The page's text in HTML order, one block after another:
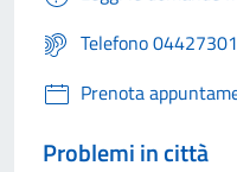
Telefono
Prenota
Problemi in città